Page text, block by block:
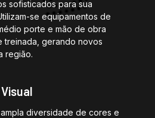
sofisticados para sua
se equipamentos de
porte e mão de obra
treinada, gerando novos
região.
ampla diversidade de cores e